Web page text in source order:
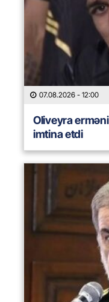
07.08.2026 - 12:00
Oliveyra
imtina etdi